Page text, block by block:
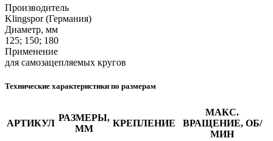
Производитель
Klingspor (Германия)
Диаметр, мм
125; 150; 180
Применение
для самозацепляемых кругов
Технические характеристики по размерам
АРТИКУЛ
РАЗМЕРЫ,
ММ
КРЕПЛЕНИЕ
МАКС.
ВРАЩЕНИЕ, ОБ/
МИН